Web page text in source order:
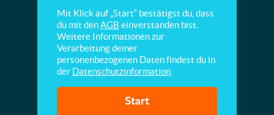
Mit Klick auf „Start“ bestätigst du, dass
du mit denAGB einverstanden bist.
Weitere Informationen zur
Verarbeitung deiner
personenbezogenen Daten findest du in
der Datenschutzinformation
Start